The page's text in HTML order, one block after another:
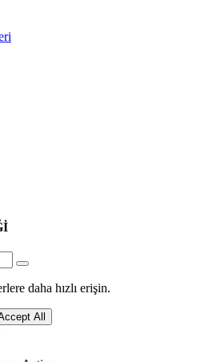
daha hızlı erişin.
All